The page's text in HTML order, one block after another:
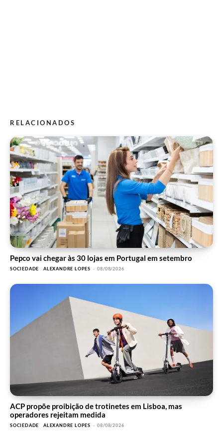
RELACIONADOS
Pepco vai chegar às 30 lojas em Portugal em setembro
SOCIEDADE ALEXANDRE LOPES - 08/08/2026
ACP propõe proibição de trotinetes em Lisboa, mas
operadores rejeitam medida
SOCIEDADE ALEXANDRE LOPES - 08/08/2026